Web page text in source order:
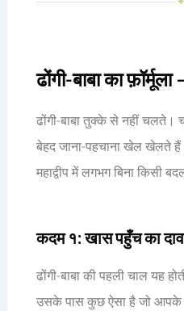
ढोंगी-बाबा का
ढोंगी-बाबा तुक्के से नहीं चलते।
बेहद जाना-पहचाना खेल खेलते
महाद्वीप में लगभग बिना किसी
कदम १: खास पहुँच का
ढोंगी-बाबा की पहली चाल यह
उसके पास कुछ ऐसा है जो